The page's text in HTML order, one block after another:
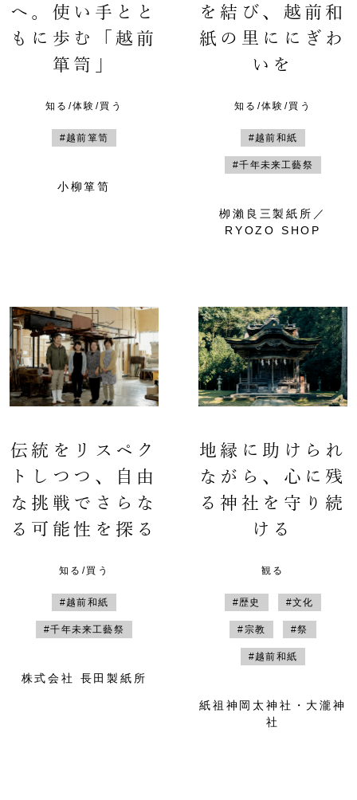
へ。使い手とと
もに歩む「越前
箪笥」
知る/体験/買う
#越前箪笥
小柳箪笥
を結び、越前和
紙の里ににぎわ
いを
知る/体験/買う
#越前和紙
#千年未来工藝祭
栁瀨良三製紙所／
RYOZO SHOP
伝統をリスペク
トしつつ、自由
な挑戦でさらな
る可能性を探る
知る/買う
#越前和紙
#千年未来工藝祭
株式会社 長田製紙所
地縁に助けられ
ながら、心に残
る神社を守り続
ける
観る
#歴史 #文化
#宗教 #祭
#越前和紙
紙祖神岡太神社・大瀧神
社